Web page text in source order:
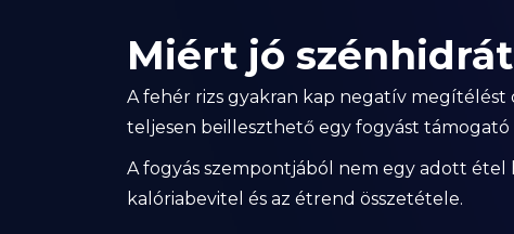
Miért jó
A fehér rizs gyakran kap negatív
teljesen beilleszthető egy fogyást
A fogyás szempontjából nem egy adott
kalóriabevitel és az étrend összetétele.